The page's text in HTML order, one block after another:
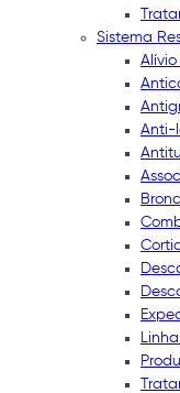
Sistema
Anti-